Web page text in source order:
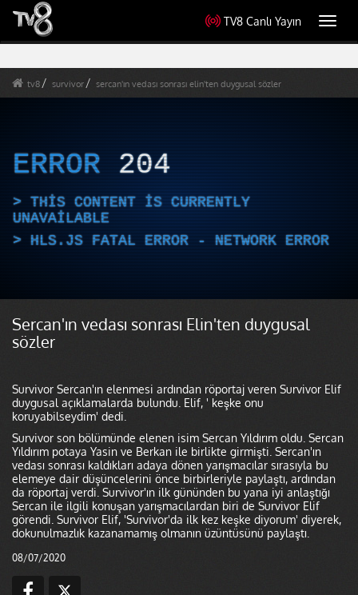
TV8 Canlı Yayın
tv8 survivor sercan'ın vedası sonrası elin'ten duygusal sözler
ERROR 204
THIS CONTENT IS CURRENTLY
UNAVAILABLE
HLS.JS FATAL ERROR - NETWORK ERROR
Sercan'ın vedası sonrası Elin'ten duygusal
sözler
Survivor Sercan'ın elenmesi ardından röportaj veren Survivor Elif
duygusal açıklamalarda bulundu. Elif, ' keşke onu
koruyabilseydim' dedi.
Survivor son bölümünde elenen isim Sercan Yıldırım oldu. Sercan
Yıldırım potaya Yasin ve Berkan ile birlikte girmişti. Sercan'ın
vedası sonrası kaldıkları adaya dönen yarışmacılar sırasıyla bu
elemeye dair düşüncelerini önce birbirleriyle paylaştı, ardından
da röportaj verdi. Survivor'ın ilk gününden bu yana iyi anlaştığı
Sercan ile ilgili konuşan yarışmacılardan biri de Survivor Elif
görendi. Survivor Elif, 'Survivor'da ilk kez keşke diyorum' diyerek,
dokunulmazlık kazanamamış olmanın üzüntüsünü paylaştı.
08/07/2020